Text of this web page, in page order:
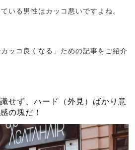
いる男性はカッコ悪いですよね。
ッコ良くなる」ための記事をご紹介
せず、ハード（外見）ばかり意
の塊だ！